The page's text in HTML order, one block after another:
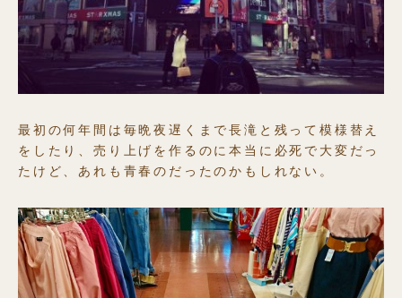
最初の何年間は毎晩夜遅くまで長滝と残って模様替え
をしたり、売り上げを作るのに本当に必死で大変だっ
たけど、あれも青春のだったのかもしれない。